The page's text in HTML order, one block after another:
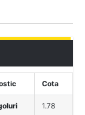
Cota
1.78